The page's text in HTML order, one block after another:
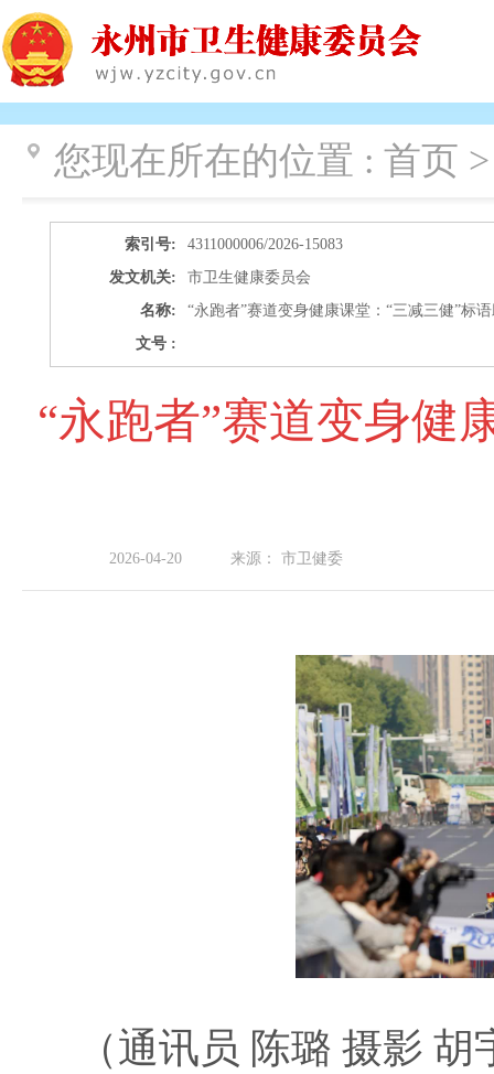
您现在所在的位置 : 首页
索引号:
4311000006/2026-15083
发文机关:
市卫生健康委员会
名称:
“永跑者”赛道变身健康课堂：“三减三健”标
文号 :
“永跑者”赛道变身健
2026-04-20 来源： 市卫健委
（通讯员 陈璐 摄影